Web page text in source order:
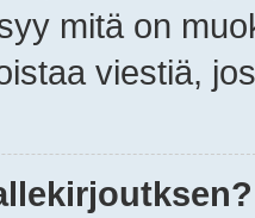
mitä on
viestiä,